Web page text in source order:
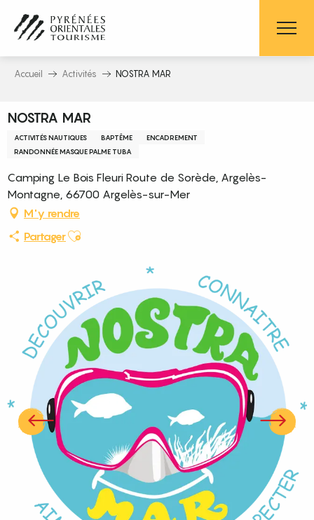
contenu
principal
Accueil Activités NOSTRA MAR
NOSTRA MAR
ACTIVITÉS NAUTIQUES BAPTÊME
ENCADREMENT
RANDONNÉE MASQUE PALME TUBA
Camping Le Bois Fleuri Route de Sorède, Argelès-
Montagne, 66700 Argelès-sur-Mer
M'y rendre
PartagerAjouter aux favoris